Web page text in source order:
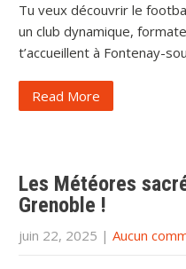
Tu veux découvrir le
un club dynamique,
t’accueillent à Fontenay-
Read More
Les Météores
Grenoble !
juin 22, 2025 | Aucun